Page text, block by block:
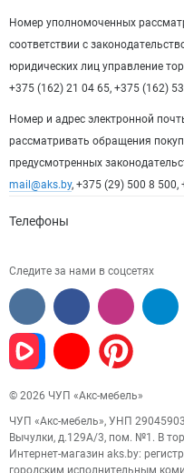
Номер уполномоченных
соответствии с
юридических лиц управление
+375 (162) 21 04 65, +375 (162)
Номер и адрес электронной
рассматривать обращения
предусмотренных
mail@aks.by, +375 (29) 500 8 500,
Телефоны
Следите за нами в соцсетях
© 2026 ЧУП «Акс-мебель»
ЧУП «Акс-мебель», УНП
Вычулки, д.129А/3, пом. №1. В
Интернет-магазин aks.by:
городским исполнительным